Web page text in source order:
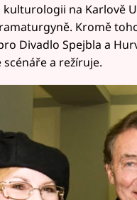
na Karlově
Kromě
Divadlo Spejbla a
a režíruje.